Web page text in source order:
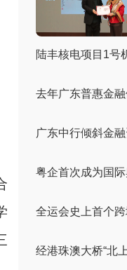
陆丰核电项目1号
去年广东普惠金
广东中行倾斜金
粤企首次成为国
全运会史上首个
经港珠澳大桥“北